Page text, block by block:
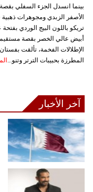
بينما انسدل الجزء السفلي
الأصفر الزبدي ومجوهرات
تريكو باللون البيج الوردي
أبيض عالي الخصر بقصة
الإطلالات الفخمة، تألقت
المطرزة بحبيبات الترتر وتنو...
آخر الأخبار